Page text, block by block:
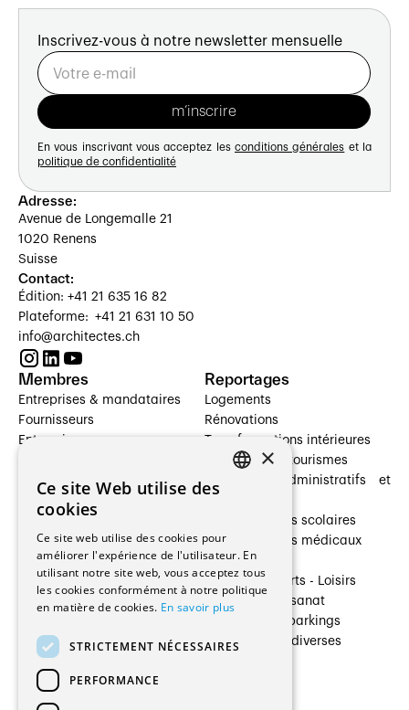
Inscrivez-vous à notre newsletter mensuelle
En vous inscrivant vous acceptez les conditions générales et la
politique de confidentialité
Adresse:
Avenue de Longemalle 21
1020 Renens
Suisse
Contact:
Édition: +41 21 635 16 82
Plateforme: +41 21 631 10 50
info@architectes.ch
Membres
Entreprises & mandataires
Fournisseurs
Entreprises
Architectes paysagistes
Architectes d'intérieur
Entreprises générales
Ingénieurs et mandataires
Fabricants / Fournisseurs
Régies immobilières
Gestion PPE
Reportages
Logements
Rénovations
Transformations intérieures
Hôtelleries et tourismes
Bâtiments administratifs et
Établissements scolaires
Établissements médicaux
Villas
Cultures - Sports - Loisirs
Industrie - Artisanat
Transports et parkings
Constructions diverses
×
Ce site Web utilise des
cookies
Ce site web utilise des cookies pour
améliorer l'expérience de l'utilisateur. En
utilisant notre site web, vous acceptez tous
les cookies conformément à notre politique
en matière de cookies. En savoir plus
STRICTEMENT NÉCESSAIRES
PERFORMANCE